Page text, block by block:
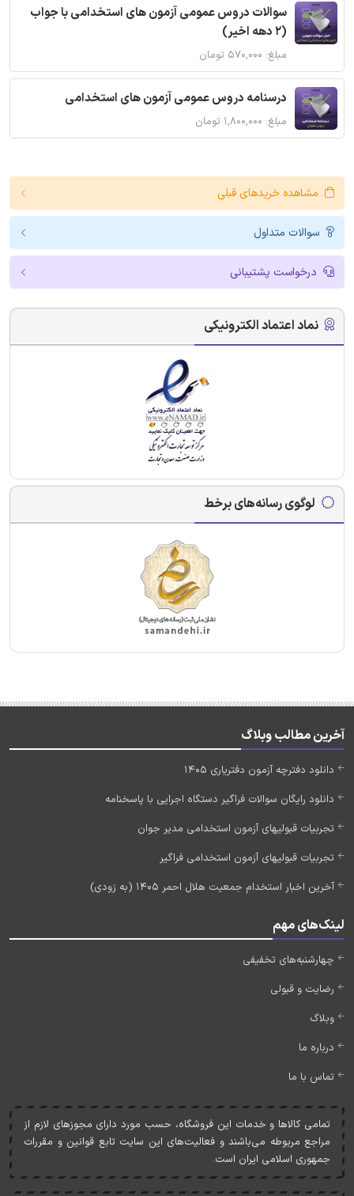
سوالات دروس عمومی آزمون های استخدامی با جواب
(2 دهه اخیر)
مبلغ: ۵۷۰,۰۰۰ تومان
درسنامه دروس عمومی آزمون های استخدامی
مبلغ: ۱,۸۰۰,۰۰۰ تومان
مشاهده خریدهای قبلی
سوالات متداول
درخواست پشتیبانی
نماد اعتماد الکترونیکی
لوگوی رسانه‌های برخط
آخرین مطالب وبلاگ
دانلود دفترچه آزمون دفتریاری 1405
دانلود رایگان سوالات فراگیر دستگاه اجرایی با پاسخنامه
تجربیات قبولیهای آزمون استخدامی مدیر جوان
تجربیات قبولیهای آزمون استخدامی فراگیر
آخرین اخبار استخدام جمعیت هلال احمر 1405 (به زودی)
لینک‌های مهم
چهارشنبه‌های تخفیفی
رضایت و قبولی
وبلاگ
درباره ما
تماس با ما
تمامی کالاها و خدمات اين فروشگاه، حسب مورد دارای مجوزهای لازم از
مراجع مربوطه می‌باشند و فعاليت‌های اين سايت تابع قوانين و مقررات
جمهوری اسلامی ايران است.